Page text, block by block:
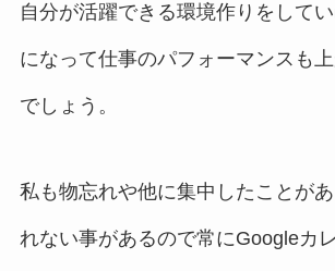
自分が活躍できる環境作りをして
になって仕事のパフォーマンスも
でしょう。
私も物忘れや他に集中したことが
れない事があるので常にGoogleカ